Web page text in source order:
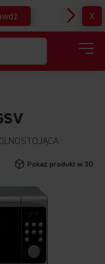
X
Pokaż produkt w 3D